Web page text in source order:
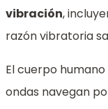
vibración,
razón vibratoria
El cuerpo
ondas navegan